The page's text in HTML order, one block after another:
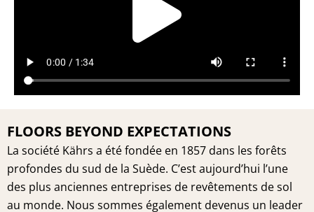
FLOORS BEYOND EXPECTATIONS
La société Kährs a été fondée en 1857 dans les forêts
profondes du sud de la Suède. C’est aujourd’hui l’une
des plus anciennes entreprises de revêtements de sol
au monde. Nous sommes également devenus un leader